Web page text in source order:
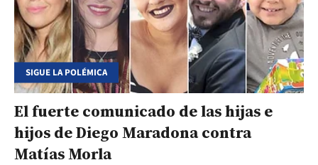
SIGUE LA POLÉMICA
El fuerte comunicado de las hijas e
hijos de Diego Maradona contra
Matías Morla